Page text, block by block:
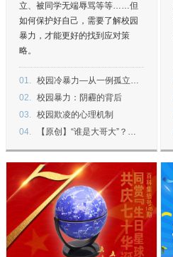
立、被同学无端辱骂等等……但
如何保护好自己，需要了解校园
暴力，才能更好的找到应对策
略。
01. 校园冷暴力—从一例孤立事件谈初中女生的教育
02. 校园暴力：阴霾的背后
03. 校园欺凌的心理机制
04.
【原创】“谁是大哥大”？校园霸凌的尽头在何方？